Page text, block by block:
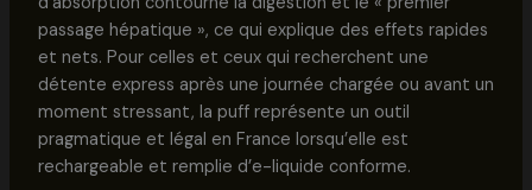
passage hépatique », ce qui explique des effets rapides
et nets. Pour celles et ceux qui recherchent une
détente express après une journée chargée ou avant un
moment stressant, la puff représente un outil
pragmatique et légal en France lorsqu’elle est
rechargeable et remplie d’e-liquide conforme.